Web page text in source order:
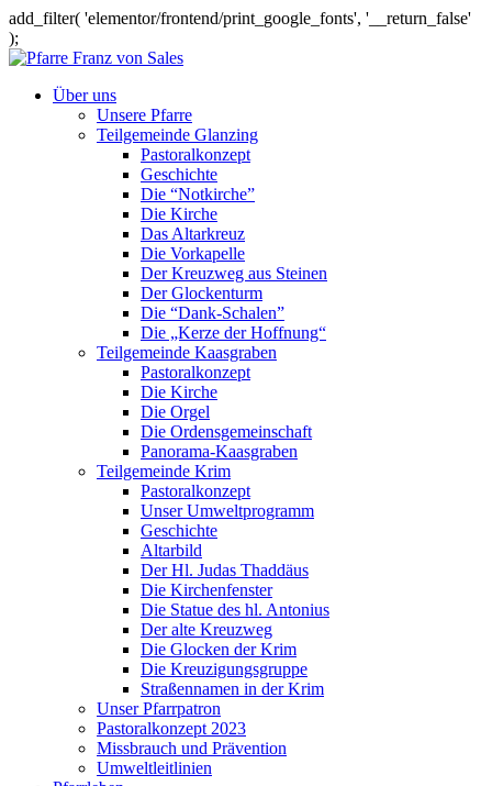
add_filter( 'elementor/frontend/print_google_fonts', '__return_false'
);
Über uns
Unsere Pfarre
Teilgemeinde Glanzing
Pastoralkonzept
Geschichte
Die “Notkirche”
Die Kirche
Das Altarkreuz
Die Vorkapelle
Der Kreuzweg aus Steinen
Der Glockenturm
Die “Dank-Schalen”
Die „Kerze der Hoffnung“
Teilgemeinde Kaasgraben
Pastoralkonzept
Die Kirche
Die Orgel
Die Ordensgemeinschaft
Panorama-Kaasgraben
Teilgemeinde Krim
Pastoralkonzept
Unser Umweltprogramm
Geschichte
Altarbild
Der Hl. Judas Thaddäus
Die Kirchenfenster
Die Statue des hl. Antonius
Der alte Kreuzweg
Die Glocken der Krim
Die Kreuzigungsgruppe
Straßennamen in der Krim
Unser Pfarrpatron
Pastoralkonzept 2023
Missbrauch und Prävention
Umweltleitlinien